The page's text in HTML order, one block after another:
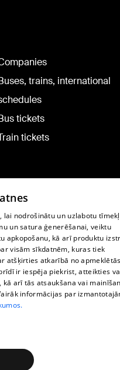
trains, international
tickets
tickets
nodrošinātu un uzlabotu
un satura ģenerēšanai, veiktu
apkopošanu, kā arī produktu
visām sīkdatnēm, kuras tiek
atšķirties atkarībā no
ir iespēja piekrist, atteikties
arī tās atsaukšana vai
informācijas par